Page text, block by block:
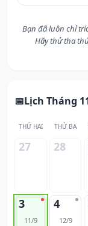
Bạn đã luôn chỉ
Hãy thử tha
Lịch Tháng
THỨ HAI THỨ BA
27 28
3
11/9
4
12/9